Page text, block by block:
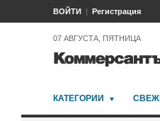
ВОЙТИ Регистрация
07 АВГУСТА, ПЯТНИЦА
КАТЕГОРИИ